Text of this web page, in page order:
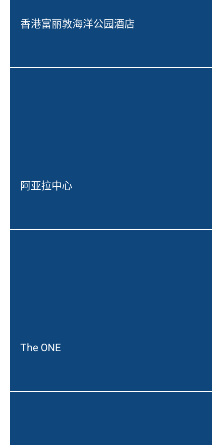
香港富丽敦海洋公园酒店
阿亚拉中心
The ONE